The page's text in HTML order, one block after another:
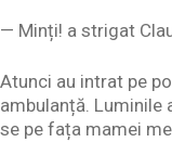
— Minți! a strigat
Atunci au intrat pe
ambulanță. Luminile
se pe fața mamei